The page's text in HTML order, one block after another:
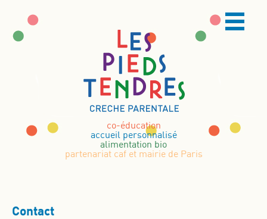
co-éducation
accueil personnalisé
alimentation bio
partenariat caf et mairie de Paris
Contact